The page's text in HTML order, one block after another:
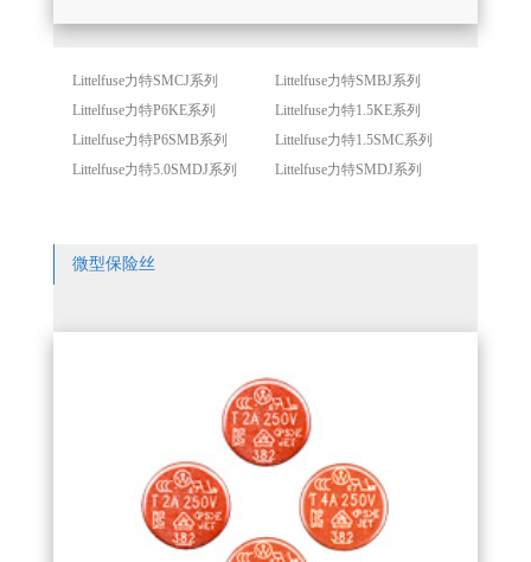
Littelfuse力特SMCJ系列
Littelfuse力特SMBJ系列
Littelfuse力特P6KE系列
Littelfuse力特1.5KE系列
Littelfuse力特P6SMB系列
Littelfuse力特1.5SMC系列
Littelfuse力特5.0SMDJ系列
Littelfuse力特SMDJ系列
微型保险丝